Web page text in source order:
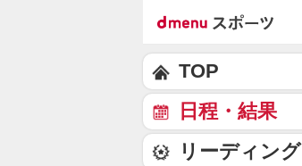
TOP
日程・結果
リーディング